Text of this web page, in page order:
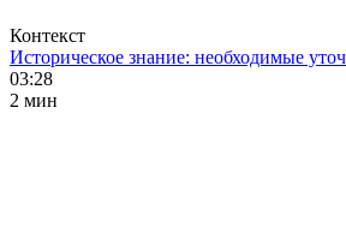
Контекст
Историческое знание: необходимые
03:28
2 мин